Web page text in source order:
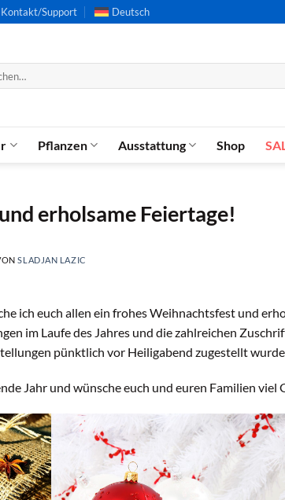
Kontakt/Support Deutsch
Pflanzen Ausstattung Shop
erholsame Feiertage!
SLADJAN LAZIC
ich euch allen ein frohes Weihnachtsfest und
im Laufe des Jahres und die zahlreichen
pünktlich vor Heiligabend zugestellt
Jahr und wünsche euch und euren Familien viel